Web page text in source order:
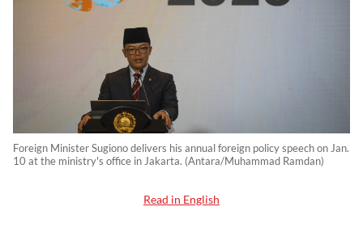
Foreign Minister Sugiono delivers his annual foreign policy speech on Jan.
10 at the ministry's office in Jakarta. (Antara/Muhammad Ramdan)
Read in English